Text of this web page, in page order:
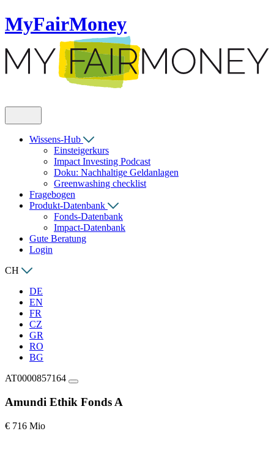
MyFairMoney
Wissens-Hub
Einsteigerkurs
Impact Investing Podcast
Doku: Nachhaltige Geldanlagen
Greenwashing checklist
Fragebogen
Produkt-Datenbank
Fonds-Datenbank
Impact-Datenbank
Gute Beratung
Login
CH
DE
EN
FR
CZ
GR
RO
BG
AT0000857164
Amundi Ethik Fonds A
€ 716 Mio